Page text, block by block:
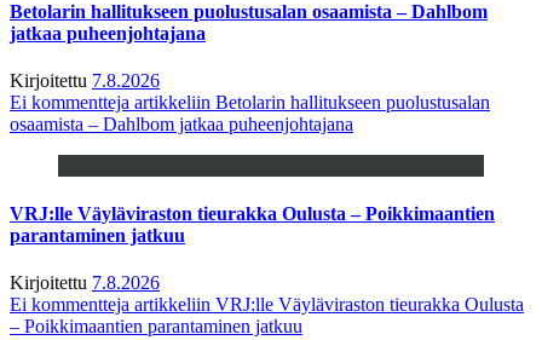
Betolarin hallitukseen puolustusalan osaamista – Dahlbom
jatkaa puheenjohtajana
Kirjoitettu 7.8.2026
Ei kommentteja artikkeliin Betolarin hallitukseen puolustusalan
osaamista – Dahlbom jatkaa puheenjohtajana
VRJ:lle Väyläviraston tieurakka Oulusta – Poikkimaantien
parantaminen jatkuu
Kirjoitettu 7.8.2026
Ei kommentteja artikkeliin VRJ:lle Väyläviraston tieurakka Oulusta
– Poikkimaantien parantaminen jatkuu